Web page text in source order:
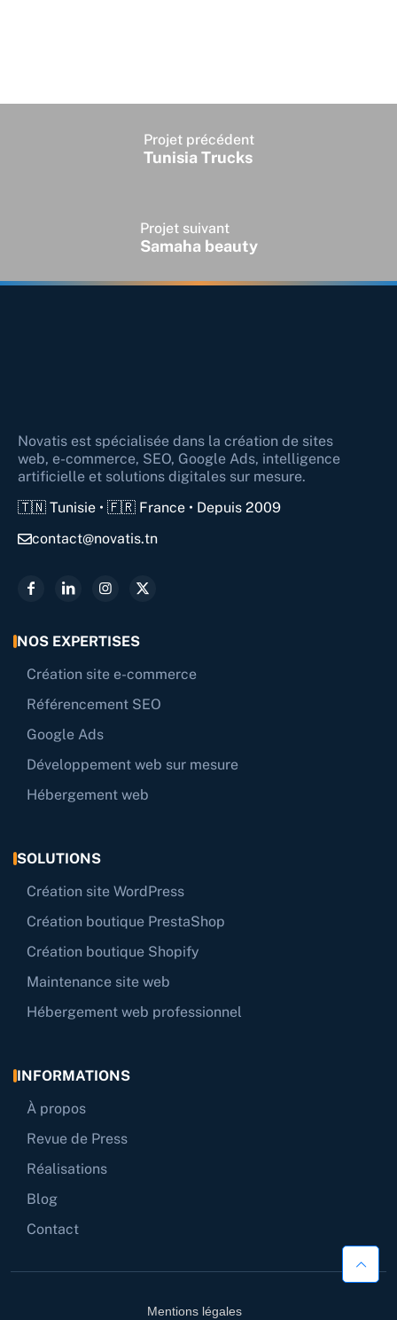
Projet précédent
Tunisia Trucks
Projet suivant
Samaha beauty
Novatis est spécialisée dans la création de sites
web, e-commerce, SEO, Google Ads, intelligence
artificielle et solutions digitales sur mesure.
🇹🇳 Tunisie • 🇫🇷 France • Depuis 2009
contact@novatis.tn
NOS EXPERTISES
Création site e-commerce
Référencement SEO
Google Ads
Développement web sur mesure
Hébergement web
SOLUTIONS
Création site WordPress
Création boutique PrestaShop
Création boutique Shopify
Maintenance site web
Hébergement web professionnel
INFORMATIONS
À propos
Revue de Press
Réalisations
Blog
Contact
Mentions légales